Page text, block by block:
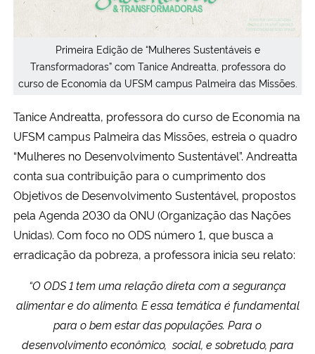
Ministério do Turismo
Ministério do Desenvolvimento Regional
Controladoria-Geral da União
Ministério da Mulher, da Família e dos Direitos Humanos
Secretaria-Geral
Secretaria de Governo
Gabinete de Segurança Institucional
Banco Central do Brasil
Planalto
Primeira Edição de “Mulheres Sustentáveis e
Transformadoras” com Tanice Andreatta, professora do
curso de Economia da UFSM campus Palmeira das Missões.
Tanice Andreatta, professora do curso de Economia na
UFSM campus Palmeira das Missões, estreia o quadro
“Mulheres no Desenvolvimento Sustentável”. Andreatta
conta sua contribuição para o cumprimento dos
Objetivos de Desenvolvimento Sustentável, propostos
pela Agenda 2030 da ONU (Organização das Nações
Unidas). Com foco no ODS número 1, que busca a
erradicação da pobreza, a professora inicia seu relato:
“O ODS 1 tem uma relação direta com a segurança
alimentar e do alimento. E essa temática é fundamental
para o bem estar das populações. Para o
desenvolvimento econômico, social, e sobretudo, para